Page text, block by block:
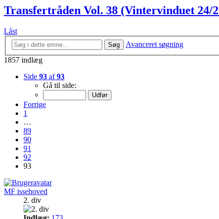
Transfertråden Vol. 38 (Vintervinduet 24/
Låst
Søg
Avanceret søgning
1857 indlæg
Side 93 af93
Gå til side:
Forrige
1
…
89
90
91
92
93
MF issehoved
2. div